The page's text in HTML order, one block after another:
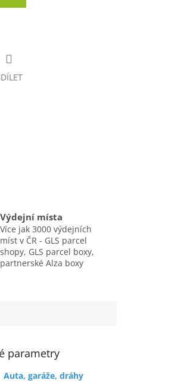
Výdejní místa
Více jak 3000 výdejních
míst v ČR - GLS parcel
shopy, GLS parcel boxy,
partnerské Alza boxy
parametry
Auta, garáže, dráhy